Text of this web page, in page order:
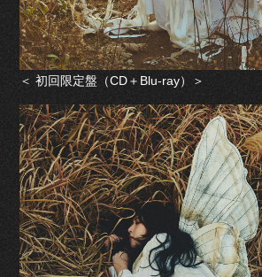
＜ 初回限定盤（CD＋Blu-ray）＞